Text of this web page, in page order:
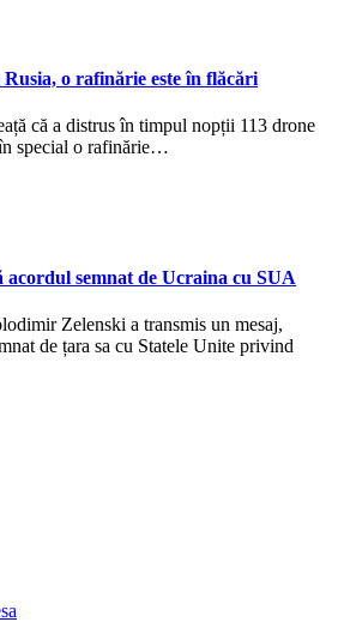
o rafinărie este în flăcări
că a distrus în timpul nopții 113 drone
special o rafinărie…
acordul semnat de Ucraina cu SUA
Zelenski a transmis un mesaj,
de țara sa cu Statele Unite privind